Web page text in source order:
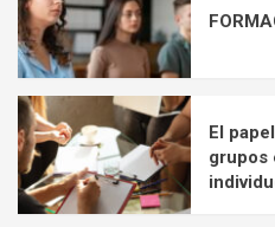
El
grupos